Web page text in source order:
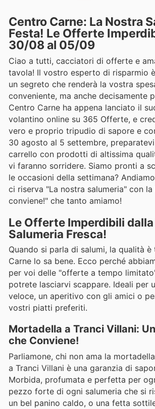
Centro Carne: La Nostra
Festa! Le Offerte
30/08 al 05/09
Ciao a tutti, cacciatori di offerte e
tavola! Il vostro esperto di risparmio
un segreto che renderà la vostra
conveniente, ma anche decisamente
Centro Carne ha appena lanciato il
volantino online su 365 Offerte, e
vero e proprio tripudio di sapore e
30 agosto al 5 settembre,
carrello con prodotti di altissima
vi faranno sorridere. Siamo pronti a
le occasioni della settimana?
ci riserva "La nostra salumeria" con
conviene!" che tanto amiamo!
Le Offerte Imperdibili
Salumeria Fresca!
Quando si parla di salumi, la qualità
Carne lo sa bene. Ecco perché
per voi delle "offerte a tempo
potrete lasciarvi scappare. Ideali per
veloce, un aperitivo con gli amici o
vostri piatti preferiti.
Mortadella a Tranci Villani:
che Conviene!
Parliamone, chi non ama la
a Tranci Villani è una garanzia di
Morbida, profumata e perfetta per
pezzo forte di ogni salumeria che si
un bel panino caldo, o una fetta